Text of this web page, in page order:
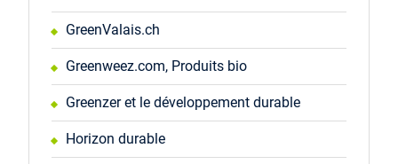
GreenValais.ch
Greenweez.com, Produits bio
Greenzer et le développement durable
Horizon durable